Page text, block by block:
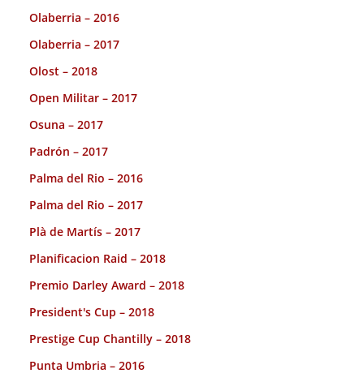
Olaberria – 2016
Olaberria – 2017
Olost – 2018
Open Militar – 2017
Osuna – 2017
Padrón – 2017
Palma del Rio – 2016
Palma del Rio – 2017
Plà de Martís – 2017
Planificacion Raid – 2018
Premio Darley Award – 2018
President's Cup – 2018
Prestige Cup Chantilly – 2018
Punta Umbria – 2016